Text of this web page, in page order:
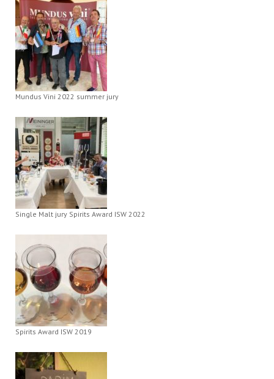
Mundus Vini 2022 summer jury
Single Malt jury Spirits Award ISW 2022
Spirits Award ISW 2019